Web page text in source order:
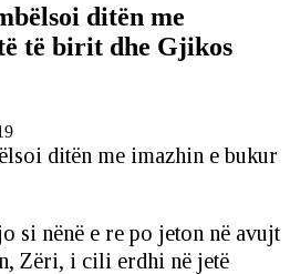
ditën me
të birit dhe Gjikos
si nënë e re po jeton në avujt
Zëri, i cili erdhi në jetë